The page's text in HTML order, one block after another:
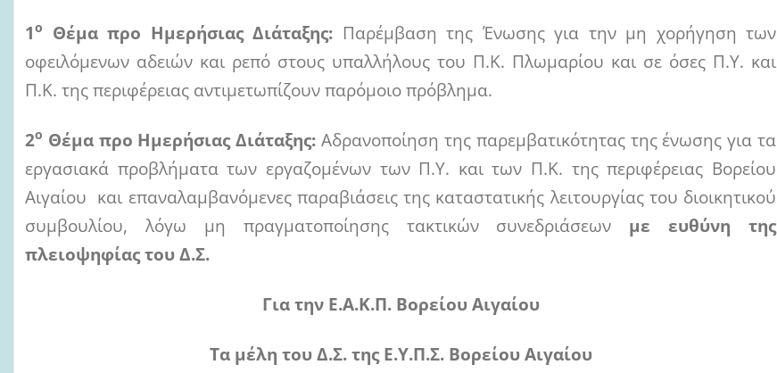
1ο Θέμα προ Ημερήσιας Διάταξης: Παρέμβαση της Ένωσης για την μη χορήγηση των
οφειλόμενων αδειών και ρεπό στους υπαλλήλους του Π.Κ. Πλωμαρίου και σε όσες Π.Υ. και
Π.Κ. της περιφέρειας αντιμετωπίζουν παρόμοιο πρόβλημα.
2ο Θέμα προ Ημερήσιας Διάταξης: Αδρανοποίηση της παρεμβατικότητας της ένωσης για τα
εργασιακά προβλήματα των εργαζομένων των Π.Υ. και των Π.Κ. της περιφέρειας Βορείου
Αιγαίου και επαναλαμβανόμενες παραβιάσεις της καταστατικής λειτουργίας του διοικητικού
συμβουλίου, λόγω μη πραγματοποίησης τακτικών συνεδριάσεων με ευθύνη της
πλειοψηφίας του Δ.Σ.
Για την Ε.Α.Κ.Π. Βορείου Αιγαίου
Τα μέλη του Δ.Σ. της Ε.Υ.Π.Σ. Βορείου Αιγαίου